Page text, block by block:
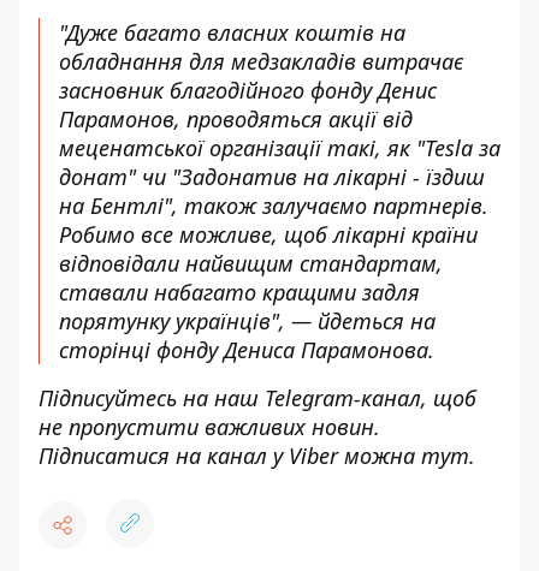
"Дуже багато власних коштів на
обладнання для медзакладів витрачає
засновник благодійного фонду Денис
Парамонов, проводяться акції від
меценатської організації такі, як "Tesla за
донат" чи "Задонатив на лікарні - їздиш
на Бентлі", також залучаємо партнерів.
Робимо все можливе, щоб лікарні країни
відповідали найвищим стандартам,
ставали набагато кращими задля
порятунку українців", — йдеться на
сторінці фонду Дениса Парамонова.
Підписуйтесь на наш Telegram-канал, щоб
не пропустити важливих новин.
Підписатися на канал у Viber можна тут.